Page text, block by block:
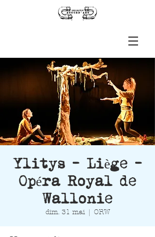
Ylitys - Liège -
Opéra Royal de
Wallonie
dim. 31 mai
  |
ORW